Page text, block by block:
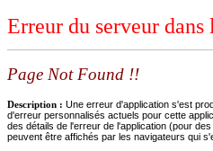
Erreur du serveur
Page Not Found !!
Description : Une erreur d'application s'est
d'erreur personnalisés actuels pour cette
des détails de l'erreur de l'application (pour
peuvent être affichés par les navigateurs qui